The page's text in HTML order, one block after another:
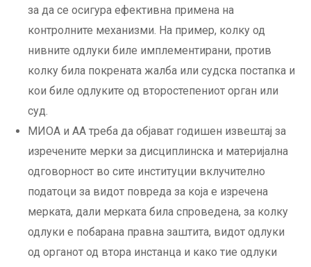
за да се осигура ефективна примена на
контролните механизми. На пример, колку од
нивните одлуки биле имплементирани, против
колку била покрената жалба или судска постапка и
кои биле одлуките од второстепениот орган или
суд.
МИОА и АА треба да објават годишен извештај за
изречените мерки за дисциплинска и материјална
одговорност во сите институции вклучително
податоци за видот повреда за која е изречена
мерката, дали мерката била спроведена, за колку
одлуки е побарана правна заштита, видот одлуки
од органот од втора инстанца и како тие одлуки